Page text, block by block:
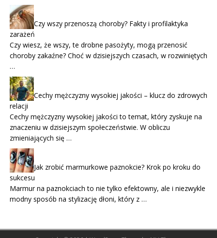
Czy wszy przenoszą choroby? Fakty i profilaktyka
zarażeń
Czy wiesz, że wszy, te drobne pasożyty, mogą przenosić
choroby zakaźne? Choć w dzisiejszych czasach, w rozwiniętych
…
Cechy mężczyzny wysokiej jakości – klucz do zdrowych
relacji
Cechy mężczyzny wysokiej jakości to temat, który zyskuje na
znaczeniu w dzisiejszym społeczeństwie. W obliczu
zmieniających się …
Jak zrobić marmurkowe paznokcie? Krok po kroku do
sukcesu
Marmur na paznokciach to nie tylko efektowny, ale i niezwykle
modny sposób na stylizację dłoni, który z …